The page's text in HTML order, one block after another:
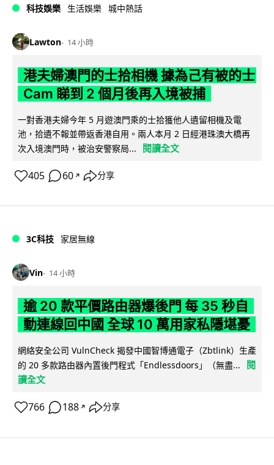
科技娛樂 生活娛樂 城中熱話
Lawton 14 小時
港夫婦澳門的士拾相機 據為己有被的士
Cam 睇到 2 個月後再入境被捕
一對香港夫婦今年 5 月遊澳門乘的士拾獲他人遺留相機及電
池，拾遺不報並帶返香港自用。兩人本月 2 日經港珠澳大橋再
次入境澳門時，被治安警察局...
閱讀全文
405 60 ↗ 分享
3C科技 家居無線
Vin 14 小時
逾 20 款平價路由器爆後門 每 35 秒自
動連線回中國 全球 10 萬用家私隱堪憂
網絡安全公司 VulnCheck 揭發中國智博通電子（Zbtlink）生產
的 20 多款路由器內置後門程式「Endlessdoors」（無盡...
閱
讀全文
766 188 ↗ 分享